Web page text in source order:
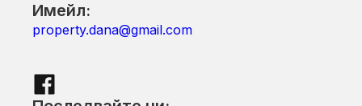
Имейл:
property.dana@gmail.com